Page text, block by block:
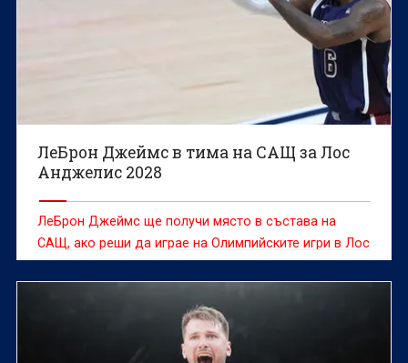
ЛеБрон Джеймс в тима на САЩ за Лос
Анджелис 2028
ЛеБрон Джеймс ще получи място в състава на
САЩ, ако реши да играе на Олимпийските игри в Лос
Анджелис